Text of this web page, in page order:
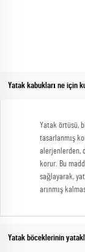
Yatak kabukları ne için
Yatak örtüsü,
tasarlanmış
alerjenlerden,
korur. Bu
sağlayarak,
arınmış
Yatak böceklerinin